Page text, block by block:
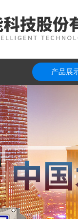
产品展